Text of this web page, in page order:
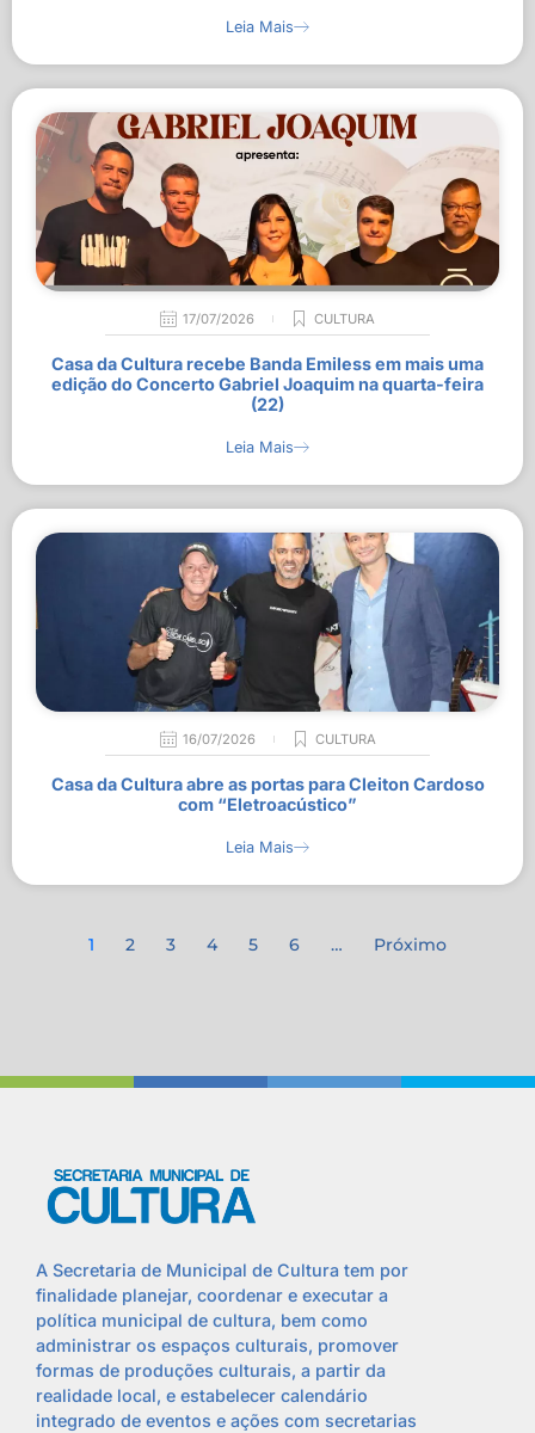
Leia Mais
17/07/2026 CULTURA
Casa da Cultura recebe Banda Emiless em mais uma
edição do Concerto Gabriel Joaquim na quarta-feira
(22)
Leia Mais
16/07/2026 CULTURA
Casa da Cultura abre as portas para Cleiton Cardoso
com “Eletroacústico”
Leia Mais
1 2 3 4 5 6 … Próximo
A Secretaria de Municipal de Cultura tem por
finalidade planejar, coordenar e executar a
política municipal de cultura, bem como
administrar os espaços culturais, promover
formas de produções culturais, a partir da
realidade local, e estabelecer calendário
integrado de eventos e ações com secretarias